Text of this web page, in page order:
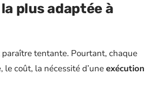
plus adaptée à
tentante. Pourtant, chaque
coût, la nécessité d’uneexécution